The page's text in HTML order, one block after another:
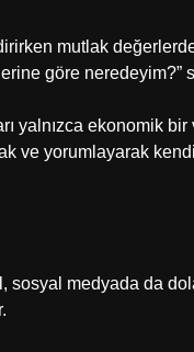
mutlak
göre neredeyim?”
yalnızca ekonomik
ve yorumlayarak
medyada da